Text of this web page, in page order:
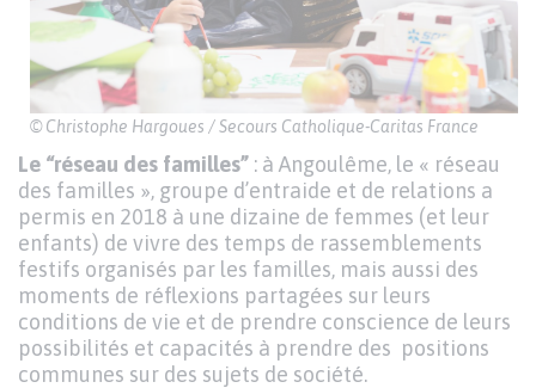
© Christophe Hargoues / Secours Catholique-Caritas France
Le “réseau des familles” : à Angoulême, le « réseau
des familles », groupe d’entraide et de relations a
permis en 2018 à une dizaine de femmes (et leur
enfants) de vivre des temps de rassemblements
festifs organisés par les familles, mais aussi des
moments de réflexions partagées sur leurs
conditions de vie et de prendre conscience de leurs
possibilités et capacités à prendre des positions
communes sur des sujets de société.